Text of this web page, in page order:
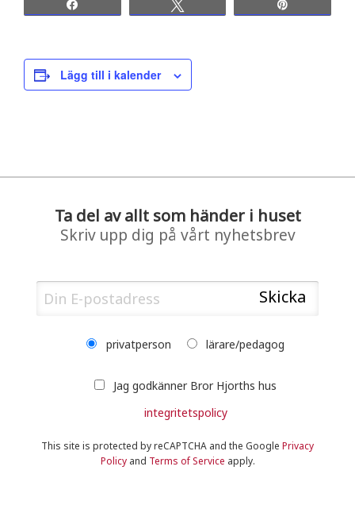
Lägg till i kalender
Ta del av allt som händer i huset
Skriv upp dig på vårt nyhetsbrev
privatperson lärare/pedagog
Jag godkänner Bror Hjorths hus
integritetspolicy
This site is protected by reCAPTCHA and the Google Privacy
Policyand Terms of Service apply.